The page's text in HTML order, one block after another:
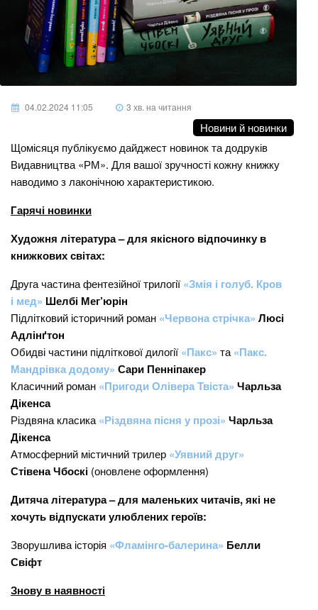
04.02.2024 11:05 3 хв. на читання
Новини й новинки
Щомісяця публікуємо дайджест новинок та додруків
Видавництва «РМ». Для вашої зручності кожну книжку
наводимо з лаконічною характеристикою.
Гарячі новинки
Художня література – для якісного відпочинку в
книжкових світах:
Друга частина фентезійної трилогії «Змія і голуб. Кров
і мед» Шелбі Мег’юрін
Підлітковий історичний роман «Червона стрічка» Люсі
Адлінґтон
Обидві частини підліткової дилогії «Пакс» та«Пакс.
Мандрівка додому» Сари Пенніпакер
Класичний роман «Пригоди Олівера Твіста» Чарльза
Дікенса
Різдвяна класика«Різдвяна пісня у прозі» Чарльза
Дікенса
Атмосферний містичний трилер «Уявний друг»
Стівена Чбоскі (оновлене оформлення)
Дитяча література – для маленьких читачів, які не
хочуть відпускати улюблених героїв:
Зворушлива історія «Фламінго-балерина» Белли
Свіфт
Знову в наявності